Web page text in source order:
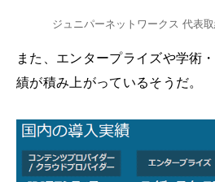
ジュニパーネットワークス 代表
また、エンタープライズや学術
績が積み上がっているそうだ。